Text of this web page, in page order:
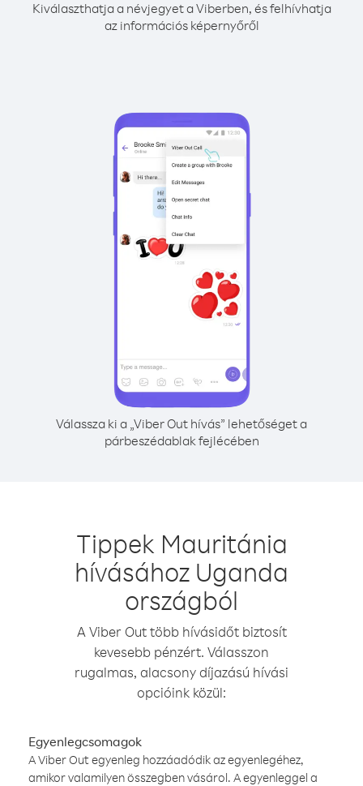
Kiválaszthatja a névjegyet a Viberben, és felhívhatja
az információs képernyőről
Válassza ki a „Viber Out hívás” lehetőséget a
párbeszédablak fejlécében
Tippek Mauritánia
hívásához Uganda
országból
A Viber Out több hívásidőt biztosít
kevesebb pénzért. Válasszon
rugalmas, alacsony díjazású hívási
opcióink közül:
Egyenlegcsomagok
A Viber Out egyenleg hozzáadódik az egyenlegéhez,
amikor valamilyen összegben vásárol. A egyenleggel a